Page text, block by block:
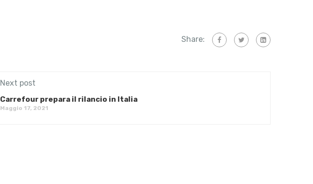
Share:
Next post
Carrefour prepara il rilancio in Italia
Maggio 17, 2021